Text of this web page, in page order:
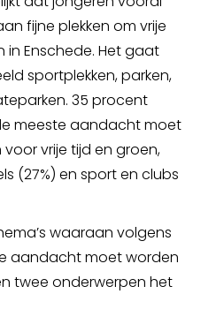
fijne plekken om vrije
Enschede. Het gaat
sportplekken, parken,
35 procent
meeste aandacht moet
vrije tijd en groen,
(27%) en sport en clubs
waaraan volgens
aandacht moet worden
twee onderwerpen het